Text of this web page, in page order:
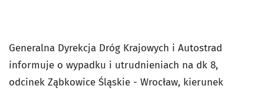
Generalna Dyrekcja Dróg Krajowych i Autostrad
informuje o wypadku i utrudnieniach na dk 8,
odcinek Ząbkowice Śląskie - Wrocław, kierunek